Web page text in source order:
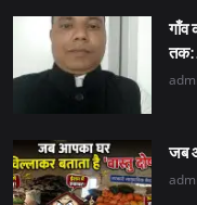
गाँव
जब